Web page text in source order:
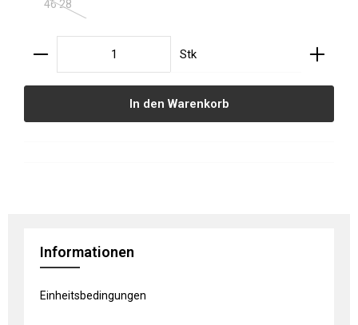
46 28(Diese Option ist zurzeit nicht verfügbar.)
Produkt Anzahl: Gib den gewünschten Wert ein
Stk
In den Warenkorb
Informationen
Einheitsbedingungen